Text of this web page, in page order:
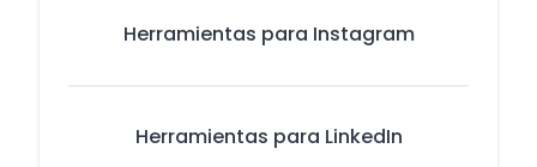
Herramientas para Instagram
Herramientas para LinkedIn